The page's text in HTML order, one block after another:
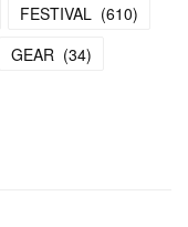
FESTIVAL (610)
GEAR (34)